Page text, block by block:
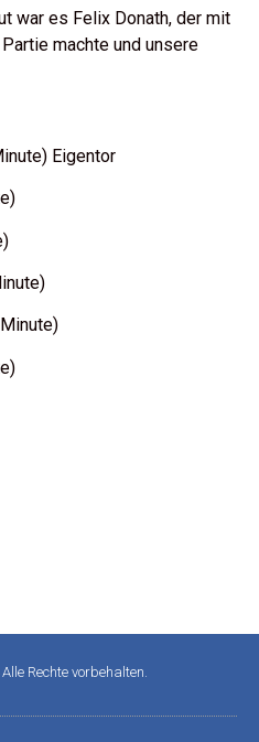
war es Felix Donath, der mit
machte und unsere
Eigentor
Rechte vorbehalten.